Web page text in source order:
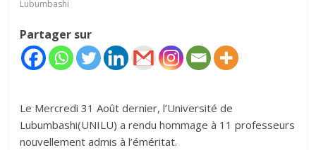
Lubumbashi
Partager sur
Le Mercredi 31 Août dernier, l’Université de
Lubumbashi(UNILU) a rendu hommage à 11 professeurs
nouvellement admis à l’éméritat.